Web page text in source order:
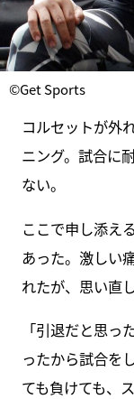
©Get Sports
コルセットが外
ニング。試合に
ない。
ここで申し添え
あった。激しい
れたが、思い直
「引退だと思
ったから試合を
ても負けても、